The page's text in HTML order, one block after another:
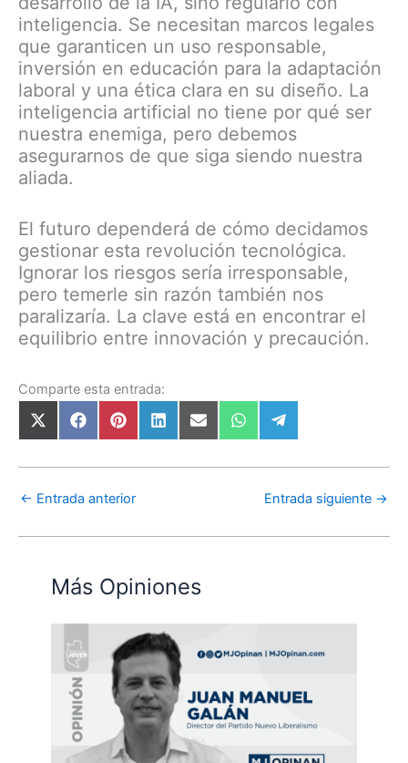
inteligencia. Se necesitan marcos legales
que garanticen un uso responsable,
inversión en educación para la adaptación
laboral y una ética clara en su diseño. La
inteligencia artificial no tiene por qué ser
nuestra enemiga, pero debemos
asegurarnos de que siga siendo nuestra
aliada.
El futuro dependerá de cómo decidamos
gestionar esta revolución tecnológica.
Ignorar los riesgos sería irresponsable,
pero temerle sin razón también nos
paralizaría. La clave está en encontrar el
equilibrio entre innovación y precaución.
Comparte esta entrada:
← Entrada anterior Entrada siguiente →
Más Opiniones